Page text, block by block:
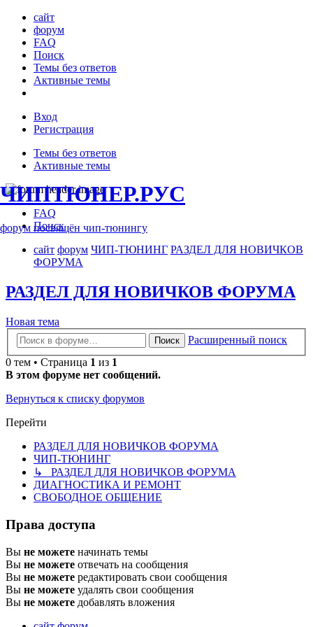
сайт
форум
FAQ
Поиск
Темы без ответов
Активные темы
Вход
Регистрация
Темы без ответов
Активные темы
ЧИПТЮНЕР.РУС
форум посвящён чип-тюнингу
FAQ
Поиск
сайт форум ЧИП-ТЮНИНГ РАЗДЕЛ ДЛЯ НОВИЧКОВ
ФОРУМА
РАЗДЕЛ ДЛЯ НОВИЧКОВ ФОРУМА
Новая тема
Поиск
Расширенный поиск
0 тем • Страница 1 из 1
В этом форуме нет сообщений.
Вернуться к списку форумов
Перейти
РАЗДЕЛ ДЛЯ НОВИЧКОВ ФОРУМА
ЧИП-ТЮНИНГ
↳ РАЗДЕЛ ДЛЯ НОВИЧКОВ ФОРУМА
ДИАГНОСТИКА И РЕМОНТ
СВОБОДНОЕ ОБЩЕНИЕ
Права доступа
Вы не можете начинать темы
Вы не можете отвечать на сообщения
Вы не можете редактировать свои сообщения
Вы не можете удалять свои сообщения
Вы не можете добавлять вложения